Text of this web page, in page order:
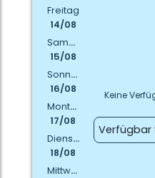
Freitag
14/08
Samstag
15/08
Sonntag
16/08
Montag
17/08
Dienstag
18/08
Mittwoch
Keine
Verfügbar